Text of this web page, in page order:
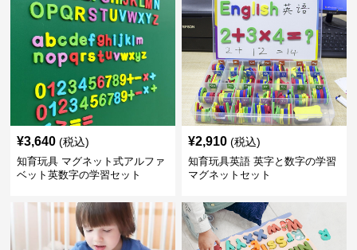
¥3,640 (税込)
知育玩具 マグネット式アルファ
ベット英数字の学習セット
¥2,910 (税込)
知育玩具英語 英字と数字の学習
マグネットセット